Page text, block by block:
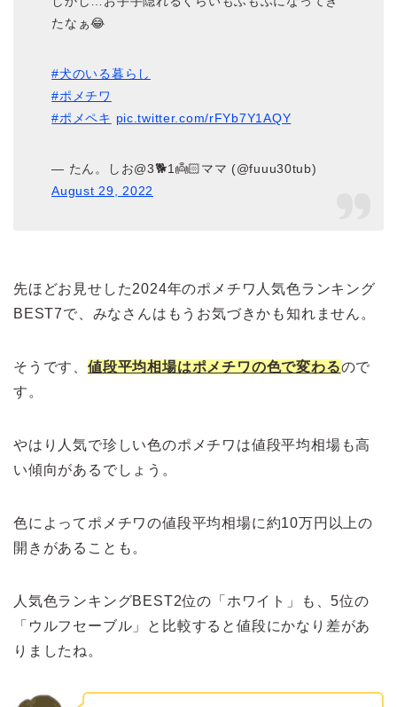
たなぁ😂
#犬のいる暮らし
#ポメチワ
#ポメペキ pic.twitter.com/rFYb7Y1AQY
— たん。しお@3🐕1👼🏻ママ (@fuuu30tub)
August 29, 2022
先ほどお見せした2024年のポメチワ人気色ランキング
BEST7で、みなさんはもうお気づきかも知れません。
そうです、 値段平均相場はポメチワの色で変わるので
す。
やはり人気で珍しい色のポメチワは値段平均相場も高
い傾向があるでしょう。
色によってポメチワの値段平均相場に約10万円以上の
開きがあることも。
人気色ランキングBEST2位の「ホワイト」も、5位の
「ウルフセーブル」と比較すると値段にかなり差があ
りましたね。